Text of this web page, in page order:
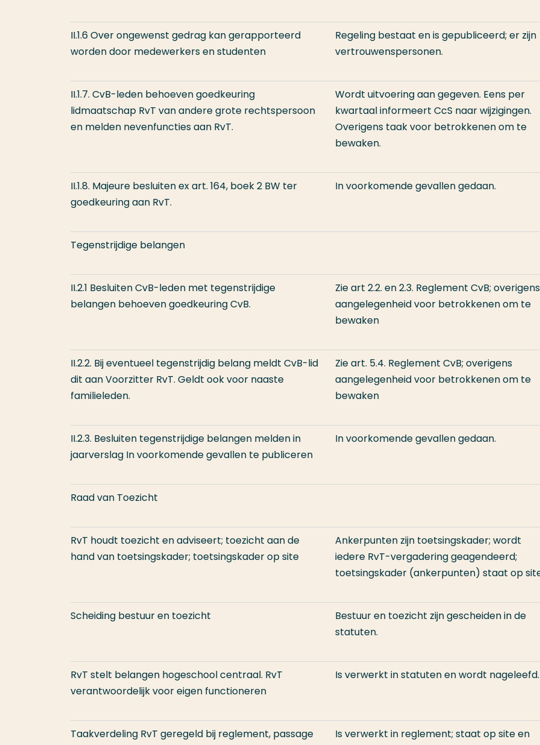
II.1.6 Over ongewenst gedrag kan gerapporteerd
worden door medewerkers en studenten
Regeling bestaat en is gepubliceerd; er zijn
vertrouwenspersonen.
II.1.7. CvB-leden behoeven goedkeuring
lidmaatschap RvT van andere grote rechtspersoon
en melden nevenfuncties aan RvT.
Wordt uitvoering aan gegeven. Eens per
kwartaal informeert CcS naar wijzigingen.
Overigens taak voor betrokkenen om te
bewaken.
II.1.8. Majeure besluiten ex art. 164, boek 2 BW ter
goedkeuring aan RvT.
In voorkomende gevallen gedaan.
Tegenstrijdige belangen
II.2.1 Besluiten CvB-leden met tegenstrijdige
belangen behoeven goedkeuring CvB.
Zie art 2.2. en 2.3. Reglement CvB; overigens
aangelegenheid voor betrokkenen om te
bewaken
II.2.2. Bij eventueel tegenstrijdig belang meldt CvB-lid
dit aan Voorzitter RvT. Geldt ook voor naaste
familieleden.
Zie art. 5.4. Reglement CvB; overigens
aangelegenheid voor betrokkenen om te
bewaken
II.2.3. Besluiten tegenstrijdige belangen melden in
jaarverslag In voorkomende gevallen te publiceren
In voorkomende gevallen gedaan.
Raad van Toezicht
RvT houdt toezicht en adviseert; toezicht aan de
hand van toetsingskader; toetsingskader op site
Ankerpunten zijn toetsingskader; wordt
iedere RvT-vergadering geagendeerd;
toetsingskader (ankerpunten) staat op
Scheiding bestuur en toezicht
Bestuur en toezicht zijn gescheiden in de
statuten.
RvT stelt belangen hogeschool centraal. RvT
verantwoordelijk voor eigen functioneren
Is verwerkt in statuten en wordt nageleefd.
Taakverdeling RvT geregeld bij reglement, passage
Is verwerkt in reglement; staat op site en